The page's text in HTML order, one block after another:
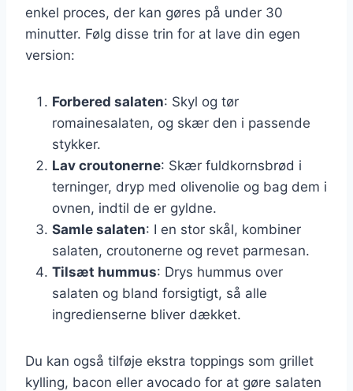
enkel proces, der kan gøres på under 30
minutter. Følg disse trin for at lave din egen
version:
Forbered salaten: Skyl og tør
romainesalaten, og skær den i passende
stykker.
Lav croutonerne: Skær fuldkornsbrød i
terninger, dryp med olivenolie og bag dem i
ovnen, indtil de er gyldne.
Samle salaten: I en stor skål, kombiner
salaten, croutonerne og revet parmesan.
Tilsæt hummus: Drys hummus over
salaten og bland forsigtigt, så alle
ingredienserne bliver dækket.
Du kan også tilføje ekstra toppings som grillet
kylling, bacon eller avocado for at gøre salaten